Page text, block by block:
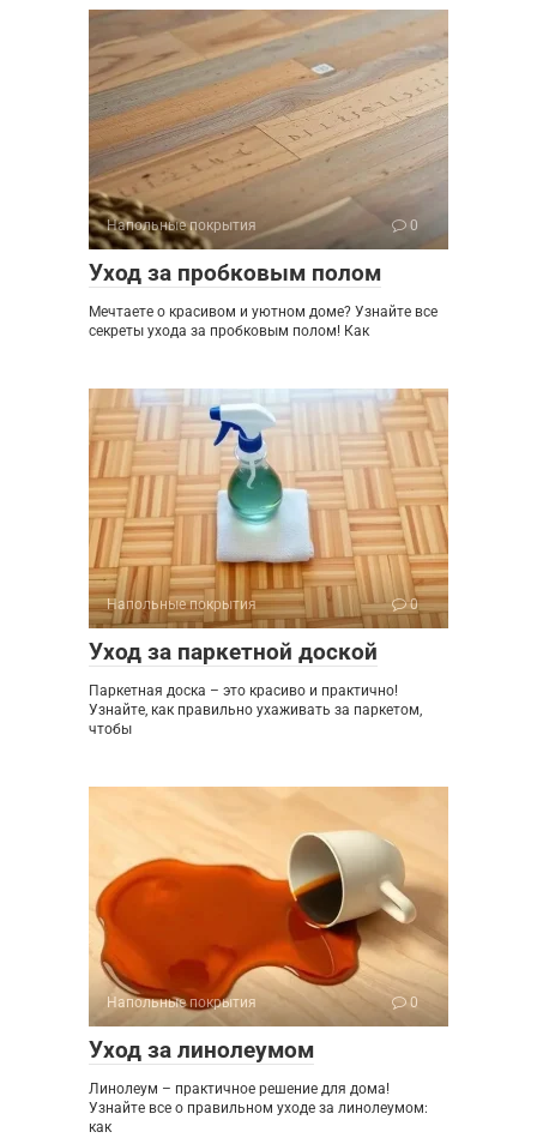
Напольные покрытия 0
Уход за пробковым полом
Мечтаете о красивом и уютном доме? Узнайте все
секреты ухода за пробковым полом! Как
Напольные покрытия 0
Уход за паркетной доской
Паркетная доска – это красиво и практично!
Узнайте, как правильно ухаживать за паркетом,
чтобы
Напольные покрытия 0
Уход за линолеумом
Линолеум – практичное решение для дома!
Узнайте все о правильном уходе за линолеумом:
как